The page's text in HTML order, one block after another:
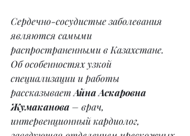
Сердечно-сосудистые заболевания
являются самыми
распространенными в Казахстане.
Об особенностях узкой
специализации и работы
рассказывает Айна Аскаровна
Жумаканова – врач,
интервенционный кардиолог,